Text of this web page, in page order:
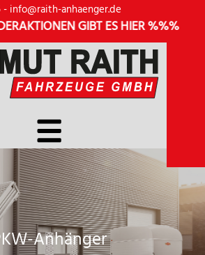
- info@raith-anhaenger.de
GIBT ES HIER %%%
Anhänger